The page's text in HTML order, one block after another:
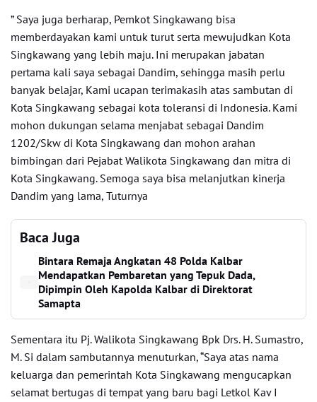
” Saya juga berharap, Pemkot Singkawang bisa
memberdayakan kami untuk turut serta mewujudkan Kota
Singkawang yang lebih maju. Ini merupakan jabatan
pertama kali saya sebagai Dandim, sehingga masih perlu
banyak belajar, Kami ucapan terimakasih atas sambutan di
Kota Singkawang sebagai kota toleransi di Indonesia. Kami
mohon dukungan selama menjabat sebagai Dandim
1202/Skw di Kota Singkawang dan mohon arahan
bimbingan dari Pejabat Walikota Singkawang dan mitra di
Kota Singkawang. Semoga saya bisa melanjutkan kinerja
Dandim yang lama, Tuturnya
Baca Juga
Bintara Remaja Angkatan 48 Polda Kalbar
Mendapatkan Pembaretan yang Tepuk Dada,
Dipimpin Oleh Kapolda Kalbar di Direktorat
Samapta
Sementara itu Pj. Walikota Singkawang Bpk Drs. H. Sumastro,
M. Si dalam sambutannya menuturkan, “Saya atas nama
keluarga dan pemerintah Kota Singkawang mengucapkan
selamat bertugas di tempat yang baru bagi Letkol Kav I